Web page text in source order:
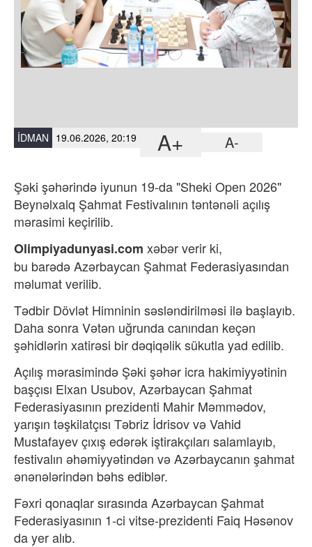
İDMAN 19.06.2026, 20:19 A+ A-
Şəki şəhərində iyunun 19-da "Sheki Open 2026"
Beynəlxalq Şahmat Festivalının təntənəli açılış
mərasimi keçirilib.
Olimpiyadunyasi.com xəbər verir ki,
bu barədəAzərbaycan Şahmat Federasiyasından
məlumat verilib.
Tədbir Dövlət Himninin səsləndirilməsi ilə başlayıb.
Daha sonra Vətən uğrunda canından keçən
şəhidlərin xatirəsi bir dəqiqəlik sükutla yad edilib.
Açılış mərasimində Şəki şəhər icra hakimiyyətinin
başçısı Elxan Usubov, Azərbaycan Şahmat
Federasiyasının prezidenti Mahir Məmmədov,
yarışın təşkilatçısı Təbriz İdrisov və Vahid
Mustafayev çıxış edərək iştirakçıları salamlayıb,
festivalın əhəmiyyətindən və Azərbaycanın şahmat
ənənələrindən bəhs ediblər.
Fəxri qonaqlar sırasında Azərbaycan Şahmat
Federasiyasının 1-ci vitse-prezidenti Faiq Həsənov
da yer alıb.